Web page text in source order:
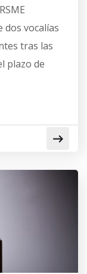
dos vocalías
tras las
plazo de